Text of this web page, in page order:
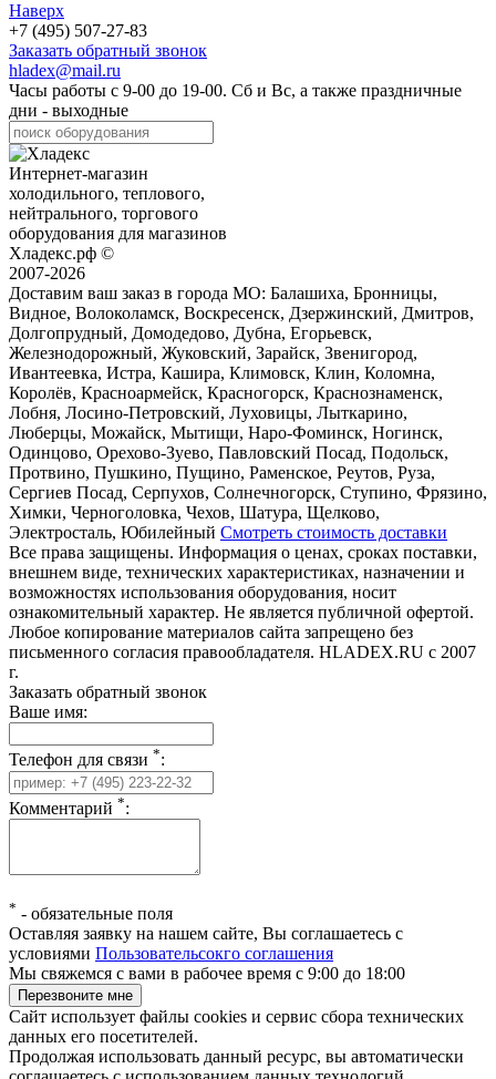
Наверх
+7 (495) 507-27-83
Заказать обратный звонок
hladex@mail.ru
Часы работы с 9-00 до 19-00. Сб и Вс, а также праздничные
дни - выходные
Интернет-магазин
холодильного, теплового,
нейтрального, торгового
оборудования для магазинов
Хладекс.рф ©
2007-2026
Доставим ваш заказ в города МО: Балашиха, Бронницы,
Видное, Волоколамск, Воскресенск, Дзержинский, Дмитров,
Долгопрудный, Домодедово, Дубна, Егорьевск,
Железнодорожный, Жуковский, Зарайск, Звенигород,
Ивантеевка, Истра, Кашира, Климовск, Клин, Коломна,
Королёв, Красноармейск, Красногорск, Краснознаменск,
Лобня, Лосино-Петровский, Луховицы, Лыткарино,
Люберцы, Можайск, Мытищи, Наро-Фоминск, Ногинск,
Одинцово, Орехово-Зуево, Павловский Посад, Подольск,
Протвино, Пушкино, Пущино, Раменское, Реутов, Руза,
Сергиев Посад, Серпухов, Солнечногорск, Ступино, Фрязино,
Химки, Черноголовка, Чехов, Шатура, Щелково,
Электросталь, Юбилейный Смотреть стоимость доставки
Все права защищены. Информация о ценах, сроках поставки,
внешнем виде, технических характеристиках, назначении и
возможностях использования оборудования, носит
ознакомительный характер. Не является публичной офертой.
Любое копирование материалов сайта запрещено без
письменного согласия правообладателя. HLADEX.RU c 2007
г.
Заказать обратный звонок
Ваше имя:
Телефон для связи *:
Комментарий *:
* - обязательные поля
Оставляя заявку на нашем сайте, Вы соглашаетесь с
условиями Пользовательсокго соглашения
Мы свяжемся с вами в рабочее время с 9:00 до 18:00
Сайт использует файлы cookies и сервис сбора технических
данных его посетителей.
Продолжая использовать данный ресурс, вы автоматически